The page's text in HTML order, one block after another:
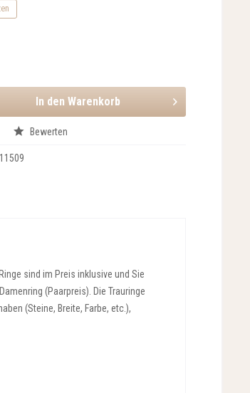
In den Warenkorb
Bewerten
sind im Preis inklusive und Sie
(Paarpreis). Die Trauringe
(Steine, Breite, Farbe, etc.),